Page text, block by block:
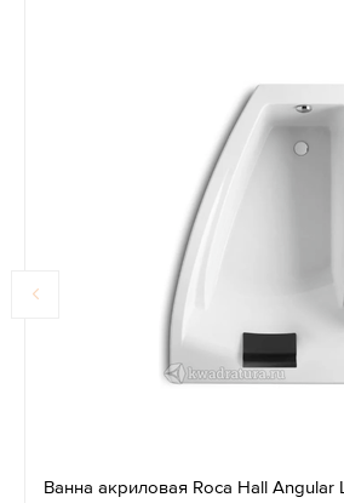
Ванна акриловая Roca Hall Angular